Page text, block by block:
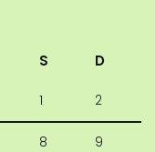
S D
1 2
8 9